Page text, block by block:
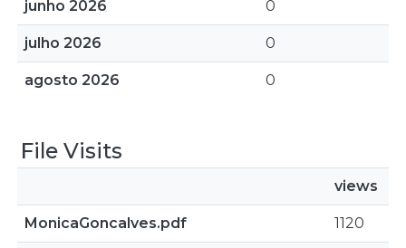
junho 2026 0
julho 2026 0
agosto 2026 0
File Visits
views
MonicaGoncalves.pdf 1120